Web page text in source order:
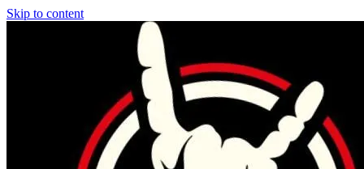
Skip to content